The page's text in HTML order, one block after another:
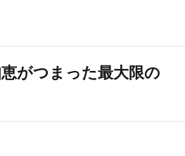
がつまった最大限の